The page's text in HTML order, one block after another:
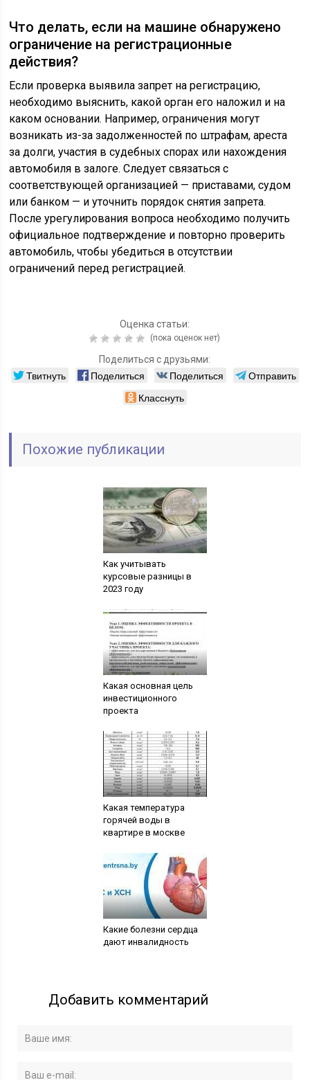
Что делать, если на машине обнаружено
ограничение на регистрационные
действия?
Если проверка выявила запрет на регистрацию,
необходимо выяснить, какой орган его наложил и на
каком основании. Например, ограничения могут
возникать из-за задолженностей по штрафам, ареста
за долги, участия в судебных спорах или нахождения
автомобиля в залоге. Следует связаться с
соответствующей организацией — приставами, судом
или банком — и уточнить порядок снятия запрета.
После урегулирования вопроса необходимо получить
официальное подтверждение и повторно проверить
автомобиль, чтобы убедиться в отсутствии
ограничений перед регистрацией.
Оценка статьи:
(пока оценок нет)
Поделиться с друзьями:
Твитнуть Поделиться Поделиться
Отправить
Класснуть
Похожие публикации
Как учитывать
курсовые разницы в
2023 году
Какая основная цель
инвестиционного
проекта
Какая температура
горячей воды в
квартире в москве
Какие болезни сердца
дают инвалидность
Добавить комментарий